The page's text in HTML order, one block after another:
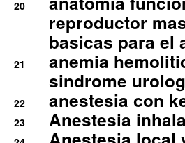
20
reproductor
basicas para el
21
anemia
sindrome
22 anestesia con
23 Anestesia